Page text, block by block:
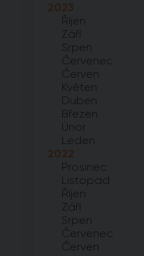
2023
Říjen
Září
Srpen
Červenec
Červen
Květen
Duben
Březen
Únor
Leden
2022
Prosinec
Listopad
Říjen
Září
Srpen
Červenec
Červen